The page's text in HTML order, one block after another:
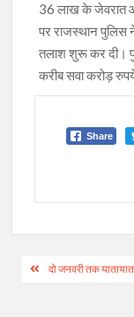
36 लाख के जेवरात
पर राजस्थान पुलिस
तलाश शुरू कर दी।
करीब सवा करोड़
Share
Postदो जनवरी तक